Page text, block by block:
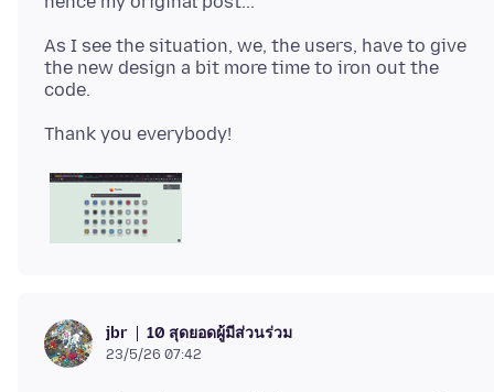
As I see the situation, we, the users, have to give
the new design a bit more time to iron out the
jbr 10 สุดยอดผู้มีส่วนร่วม
23/5/26 07:42